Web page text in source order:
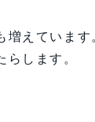
増えています
します。